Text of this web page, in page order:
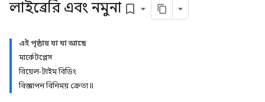
লাইব্রেরি এবং নমুনা bookmark_border
এই পৃষ্ঠায় যা যা আছে
মার্কেটপ্লেস
রিয়েল-টাইম বিডিং
বিজ্ঞাপন বিনিময় ক্রেতা II